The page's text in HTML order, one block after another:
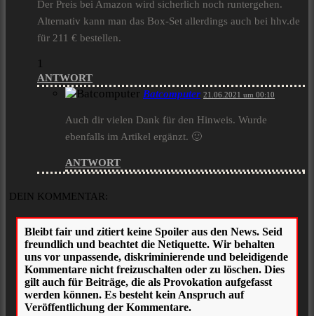
Der Preis bei Amazon wird sicherlich noch runtergehen.
Alternativ kann man das Box-Set allerdings auch bei hhv.de
für 211 € bestellen.
1
ANTWORT
Batcomputer 21.06.2021 um 00:10
Auch dir vielen Dank für den Hinweis. Wurde
ebenfalls im Artikel ergänzt. 🙂
ANTWORT
DEIN KOMMENTAR: